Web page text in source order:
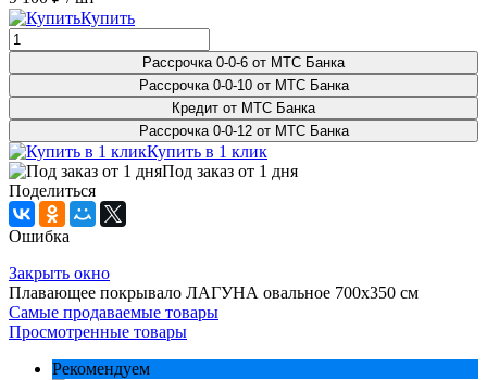
Купить
Рассрочка 0-0-6 от МТС Банка
Рассрочка 0-0-10 от МТС Банка
Кредит от МТС Банка
Рассрочка 0-0-12 от МТС Банка
Купить в 1 клик
Под заказ от 1 дня
Поделиться
Ошибка
Закрыть окно
Плавающее покрывало ЛАГУНА овальное 700х350 см
Самые продаваемые товары
Просмотренные товары
Рекомендуем